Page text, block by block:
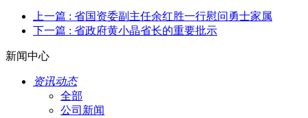
上一篇 : 省国资委副主任余红胜一行慰问勇士家属
下一篇 : 省政府黄小晶省长的重要批示
新闻中心
资讯动态
全部
公司新闻